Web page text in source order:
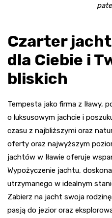
Czarter
dla Ciebie i
bliskich
Tempesta jako firma z Iławy,
o luksusowym jachcie i
czasu z najbliższymi oraz
oferty oraz najwyższym
jachtów w Iławie oferuje
Wypożyczenie jachtu,
utrzymanego w idealnym
Zabierz na jacht swoja
pasją do jezior oraz